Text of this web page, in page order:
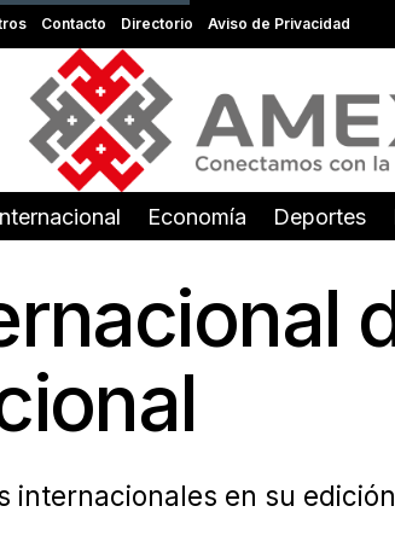
Contacto Directorio Aviso de Privacidad
Economía Deportes
internacionales en su